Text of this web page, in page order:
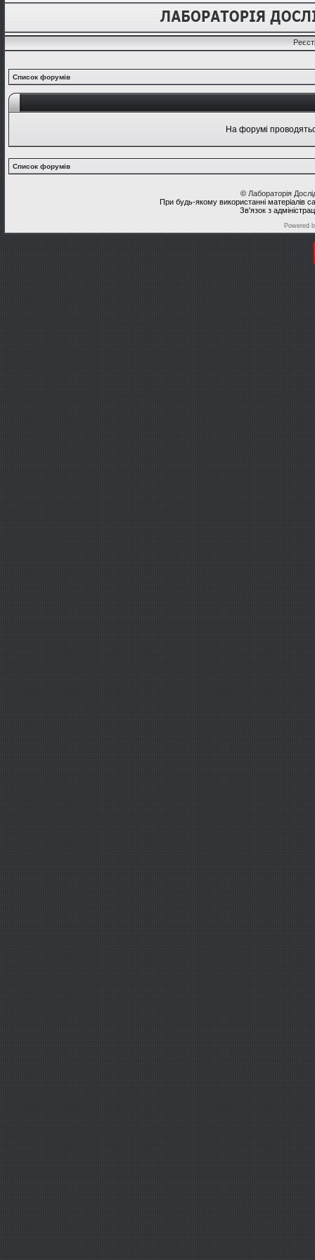
Список форумів
На форумі
Список форумів
© Лабораторія
При будь-якому використанні матеріалів
Зв'язок з
Powered